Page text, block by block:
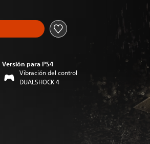
Versión para PS4
Vibración del control
DUALSHOCK 4